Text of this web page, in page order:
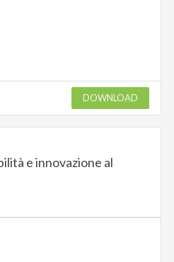
DOWNLOAD
e innovazione al